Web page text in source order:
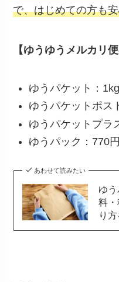
で、はじめての方も
【ゆうゆうメルカリ
ゆうパケット：
ゆうパケットポス
ゆうパケットプラ
ゆうパック：770
あわせて読みたい
ゆ
料
り